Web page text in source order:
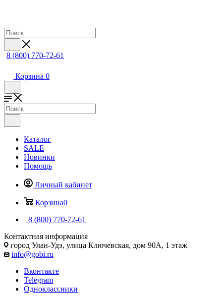
8 (800) 770-72-61
Корзина 0
Каталог
SALE
Новинки
Помощь
Личный кабинет
Корзина0
8 (800) 770-72-61
Контактная информация
город Улан-Удэ, улица Ключевская, дом 90А, 1 этаж
info@gobi.ru
Вконтакте
Telegram
Одноклассники